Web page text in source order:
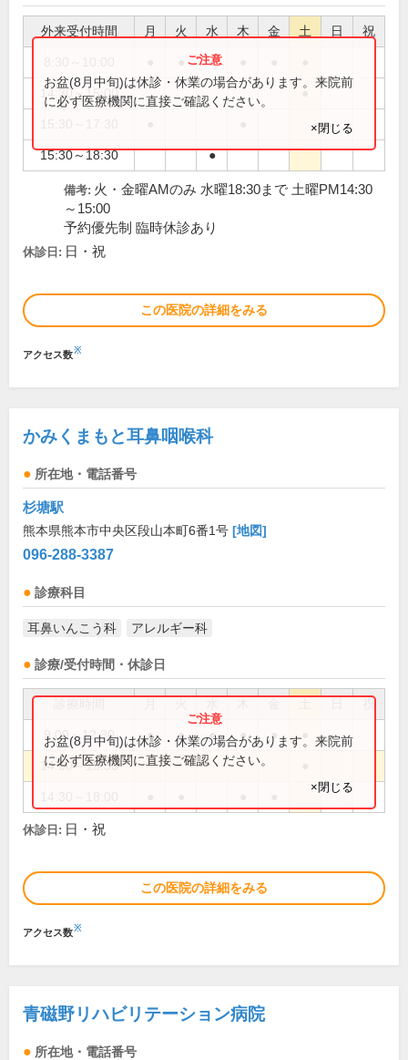
外来受付時間 月 火 水 木 金 土 日 祝
●
14:30～15:00 ●
15:30～18:30 ●
お盆(8月中旬)は休診・休業の場合があります。来院前
に必ず医療機関に直接ご確認ください。
×閉じる
備考: 火・金曜AMのみ 水曜18:30まで 土曜PM14:30
～15:00
予約優先制 臨時休診あり
休診日: 日・祝
この医院の詳細をみる
アクセス数※
かみくまもと耳鼻咽喉科
所在地・電話番号
杉塘駅
熊本県熊本市中央区段山本町6番1号 [地図]
096-288-3387
診療科目
耳鼻いんこう科 アレルギー科
診療/受付時間・休診日
祝
9:00～12:30 ● ● ● ● ●
14:00～15:30
お盆(8月中旬)は休診・休業の場合があります。来院前
に必ず医療機関に直接ご確認ください。
×閉じる
休診日: 日・祝
この医院の詳細をみる
アクセス数※
青磁野リハビリテーション病院
所在地・電話番号